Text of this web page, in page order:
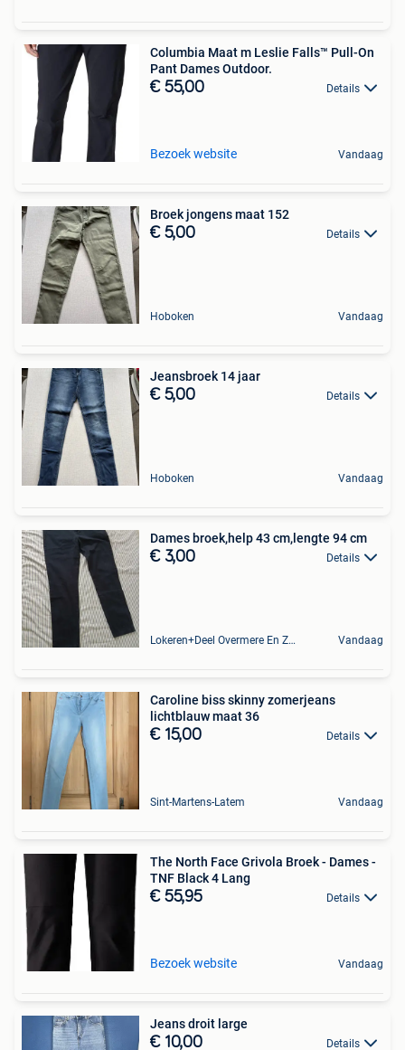
Columbia Maat m Leslie Falls™ Pull-On
Pant Dames Outdoor.
€ 55,00 Details
Bezoek website Vandaag
Broek jongens maat 152
€ 5,00 Details
Hoboken Vandaag
Jeansbroek 14 jaar
€ 5,00 Details
Hoboken Vandaag
Dames broek,help 43 cm,lengte 94 cm
€ 3,00 Details
Lokeren+Deel Overmere En Zele Vandaag
Caroline biss skinny zomerjeans
lichtblauw maat 36
€ 15,00 Details
Sint-Martens-Latem Vandaag
The North Face Grivola Broek - Dames -
TNF Black 4 Lang
€ 55,95 Details
Bezoek website Vandaag
Jeans droit large
€ 10,00 Details